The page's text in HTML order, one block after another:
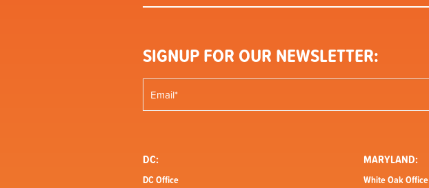
SIGNUP FOR OUR NEWSLETTER:
DC:
DC Office
MARYLAND:
White Oak Office